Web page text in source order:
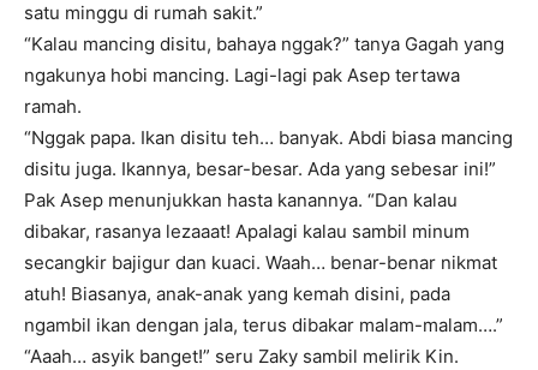
satu minggu di rumah sakit.”
“Kalau mancing disitu, bahaya nggak?” tanya Gagah yang
ngakunya hobi mancing. Lagi-lagi pak Asep tertawa
ramah.
“Nggak papa. Ikan disitu teh… banyak. Abdi biasa mancing
disitu juga. Ikannya, besar-besar. Ada yang sebesar ini!”
Pak Asep menunjukkan hasta kanannya. “Dan kalau
dibakar, rasanya lezaaat! Apalagi kalau sambil minum
secangkir bajigur dan kuaci. Waah… benar-benar nikmat
atuh! Biasanya, anak-anak yang kemah disini, pada
ngambil ikan dengan jala, terus dibakar malam-malam….”
“Aaah… asyik banget!” seru Zaky sambil melirik Kin.